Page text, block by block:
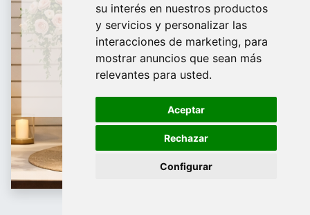
su interés en nuestros productos
y servicios y personalizar las
interacciones de marketing, para
mostrar anuncios que sean más
relevantes para usted.
Aceptar
Rechazar
Configurar
Contáctanos
Etiquetaje